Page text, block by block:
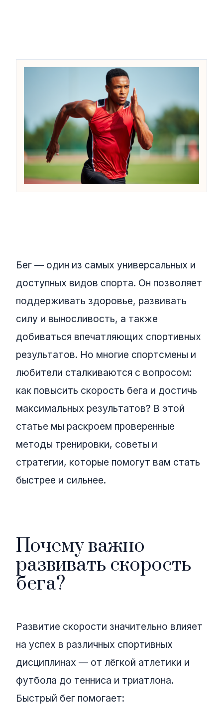
Бег — один из самых универсальных и
доступных видов спорта. Он позволяет
поддерживать здоровье, развивать
силу и выносливость, а также
добиваться впечатляющих спортивных
результатов. Но многие спортсмены и
любители сталкиваются с вопросом:
как повысить скорость бега и достичь
максимальных результатов? В этой
статье мы раскроем проверенные
методы тренировки, советы и
стратегии, которые помогут вам стать
быстрее и сильнее.
Почему важно
развивать скорость
бега?
Развитие скорости значительно влияет
на успех в различных спортивных
дисциплинах — от лёгкой атлетики и
футбола до тенниса и триатлона.
Быстрый бег помогает: